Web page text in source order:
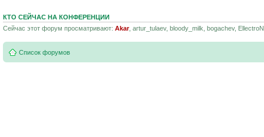
КТО СЕЙЧАС НА КОНФЕРЕНЦИИ
Сейчас этот форум просматривают: Akar, artur_tulaev, bloody_milk, bogachev,
Список форумов